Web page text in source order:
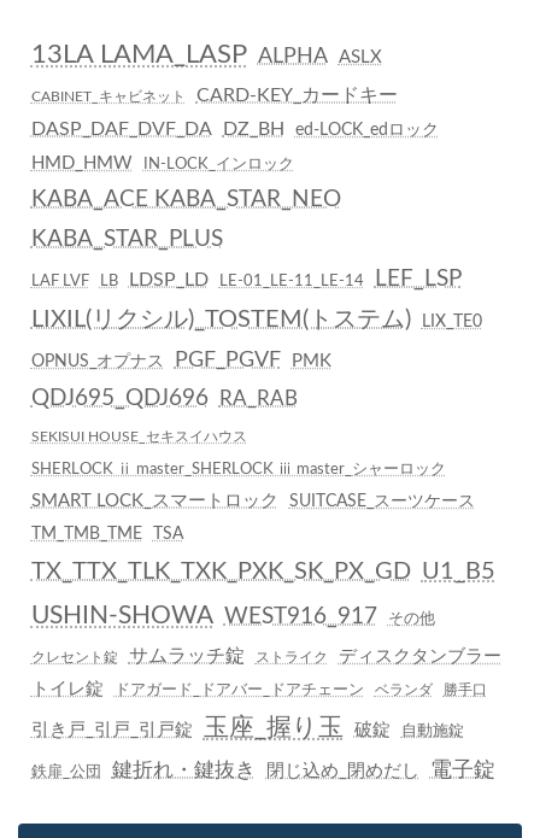
13LA LAMA_LASP ALPHA ASLX
CABINET_キャビネット
CARD-KEY_カードキー
DASP_DAF_DVF_DA
DZ_BH ed-LOCK_edロック
HMD_HMW IN-LOCK_インロック
KABA_ACE KABA_STAR_NEO
KABA_STAR_PLUS
LAF LVF LB LDSP_LD LE-01_LE-11_LE-14 LEF_LSP
LIXIL(リクシル)_TOSTEM(トステム) LIX_TE0
OPNUS_オプナス PGF_PGVF PMK
QDJ695_QDJ696 RA_RAB
SEKISUI HOUSE_セキスイハウス
SHERLOCK ⅱ master_SHERLOCK ⅲ master_シャーロック
SMART LOCK_スマートロック
SUITCASE_スーツケース
TM_TMB_TME
TSA
TX_TTX_TLK_TXK_PXK_SK_PX_GD U1_B5
USHIN-SHOWA WEST916_917 その他
クレセント錠 サムラッチ錠 ストライク
ディスクタンブラー
トイレ錠
ドアガード_ドアバー_ドアチェーン ベランダ 勝手口
引き戸_引戸_引戸錠 玉座_握り玉 破錠 自動施錠
鉄扉_公団 鍵折れ・鍵抜き 閉じ込め_閉めだし 電子錠